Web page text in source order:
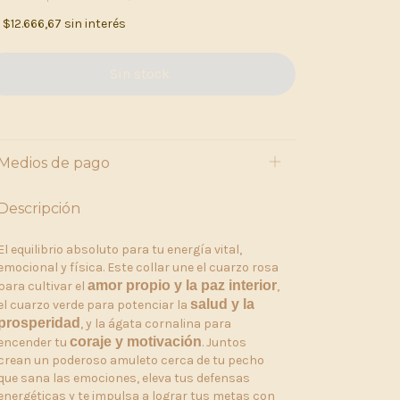
$12.666,67 sin interés
de pago
equilibrio absoluto para tu energía vital,
y física. Este collar une el cuarzo rosa
cultivar el amor propio y la paz interior,
cuarzo verde para potenciar la salud y la
, y la ágata cornalina para
tu coraje y motivación. Juntos
un poderoso amuleto cerca de tu pecho
sana las emociones, eleva tus defensas
y te impulsa a lograr tus metas con